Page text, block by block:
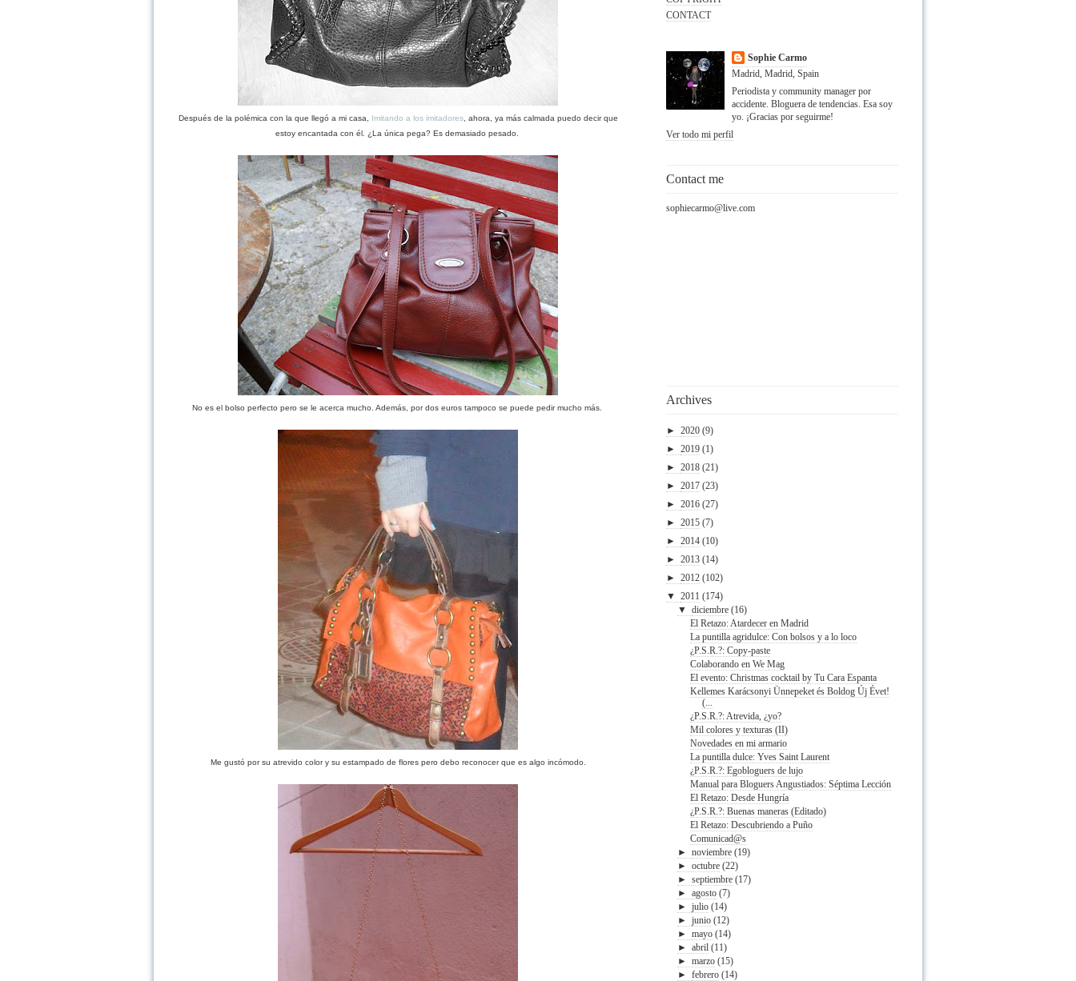
Después de la polémica con la que llegó a mi casa, Imitando a los imitadores, ahora, ya más calmada puedo decir que
estoy encantada con él. ¿La única pega? Es demasiado pesado.
No es el bolso perfecto pero se le acerca mucho. Además, por dos euros tampoco se puede pedir mucho más.
Me gustó por su atrevido color y su estampado de flores pero debo reconocer que es algo incómodo.
CONTACT
Sophie Carmo
Madrid, Madrid, Spain
Periodista y community manager por
accidente. Bloguera de tendencias. Esa soy
yo. ¡Gracias por seguirme!
Ver todo mi perfil
Contact me
sophiecarmo@live.com
Archives
► 2020 (9)
► 2019 (1)
► 2018 (21)
► 2017 (23)
► 2016 (27)
► 2015 (7)
► 2014 (10)
► 2013 (14)
► 2012 (102)
▼ 2011 (174)
▼diciembre (16)
El Retazo: Atardecer en Madrid
La puntilla agridulce: Con bolsos y a lo loco
¿P.S.R.?: Copy-paste
Colaborando en We Mag
El evento: Christmas cocktail by Tu Cara Espanta
Kellemes Karácsonyi Ünnepeket és Boldog Új Évet!
(...
¿P.S.R.?: Atrevida, ¿yo?
Mil colores y texturas (II)
Novedades en mi armario
La puntilla dulce: Yves Saint Laurent
¿P.S.R.?: Egobloguers de lujo
Manual para Bloguers Angustiados: Séptima Lección
El Retazo: Desde Hungría
¿P.S.R.?: Buenas maneras (Editado)
El Retazo: Descubriendo a Puño
Comunicad@s
►noviembre (19)
►octubre (22)
►septiembre (17)
►agosto (7)
►julio (14)
►junio (12)
►mayo (14)
►abril (11)
►marzo (15)
►febrero (14)